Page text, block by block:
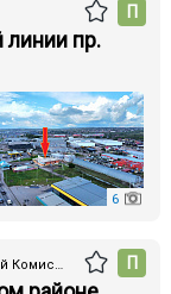
линии пр.
П
6
Красноярск — Ленинский район — ул. 26 Бакинский Комиссаров П